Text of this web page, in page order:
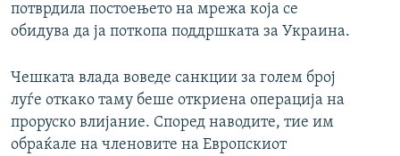
потврдила постоењето на мрежа која се
обидува да ја поткопа поддршката за Украина.
Чешката влада воведе санкции за голем број
луѓе откако таму беше откриена операција на
проруско влијание. Според наводите, тие им
обраќале на членовите на Европскиот